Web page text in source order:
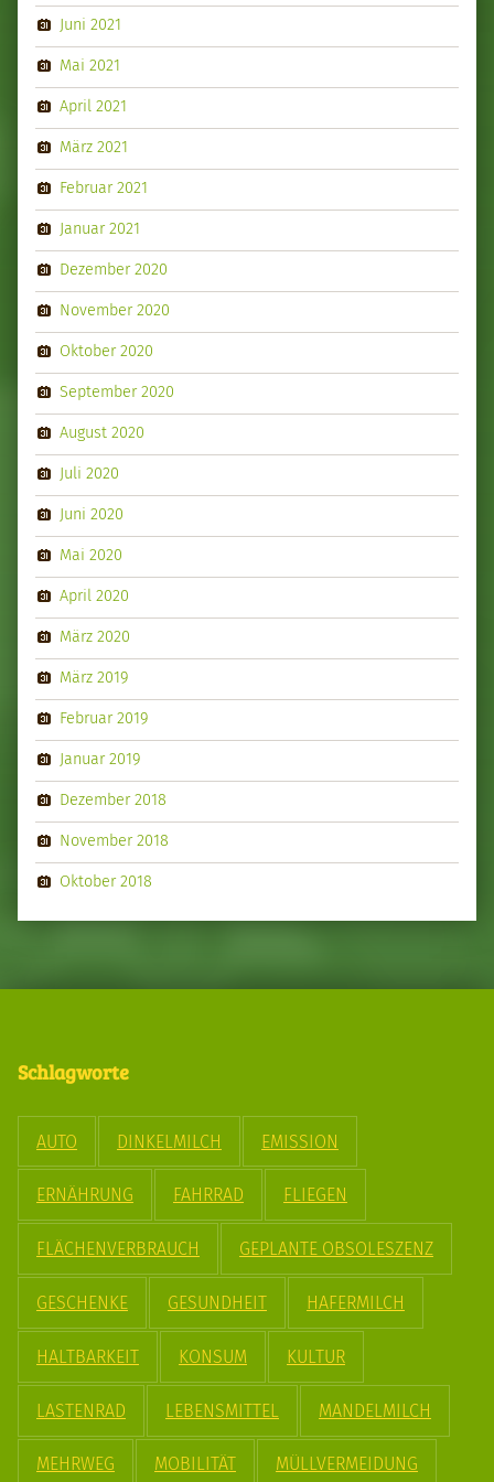
Juni 2021
Mai 2021
April 2021
März 2021
Februar 2021
Januar 2021
Dezember 2020
November 2020
Oktober 2020
September 2020
August 2020
Juli 2020
Juni 2020
Mai 2020
April 2020
März 2020
März 2019
Februar 2019
Januar 2019
Dezember 2018
November 2018
Oktober 2018
Schlagworte
AUTO DINKELMILCH EMISSION
ERNÄHRUNG FAHRRAD FLIEGEN
FLÄCHENVERBRAUCH GEPLANTE OBSOLESZENZ
GESCHENKE GESUNDHEIT HAFERMILCH
HALTBARKEIT KONSUM KULTUR
LASTENRAD LEBENSMITTEL MANDELMILCH
MEHRWEG MOBILITÄT MÜLLVERMEIDUNG